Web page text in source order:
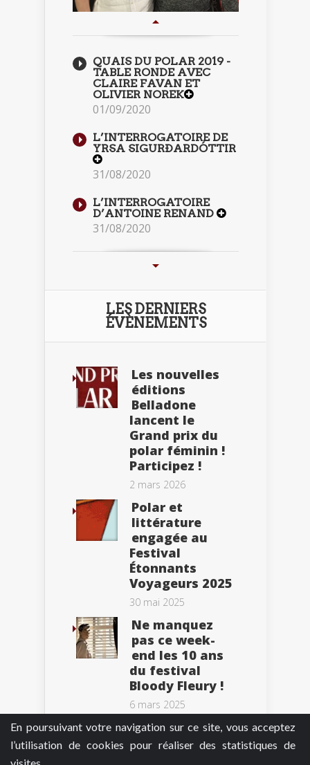
En poursuivant votre navigation sur ce site, vous acceptez
l’utilisation de cookies pour réaliser des statistiques de
QUAIS DU POLAR 2019 -
TABLE RONDE AVEC
CLAIRE FAVAN ET
OLIVIER NOREK
01/09/2020
L’INTERROGATOIRE DE
YRSA SIGURÐARDÓTTIR
31/08/2020
L’INTERROGATOIRE
D’ANTOINE RENAND
31/08/2020
LES DERNIERS
ÉVÈNEMENTS
Les nouvelles
éditions
Belladone
lancent le
Grand prix du
polar féminin !
Participez !
2 mars 2026
Polar et
littérature
engagée au
Festival
Étonnants
Voyageurs 2025
30 mai 2025
Ne manquez
pas ce week-
end les 10 ans
du festival
Bloody Fleury !
6 mars 2025